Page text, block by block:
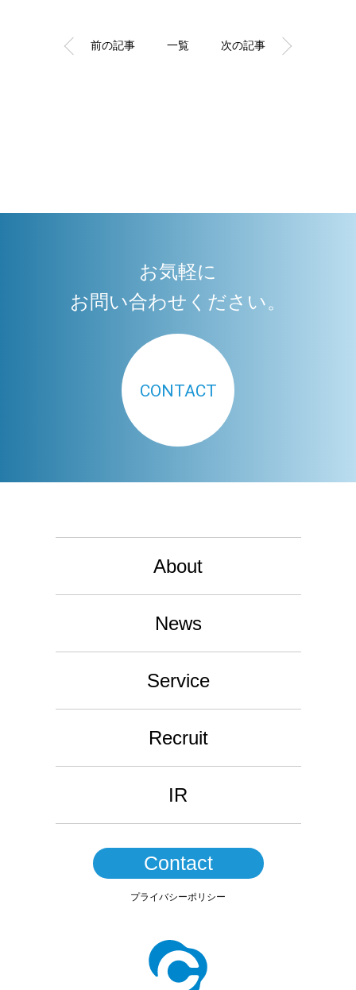
前の記事 一覧 次の記事
お気軽に
お問い合わせください。
CONTACT
About
News
Service
Recruit
IR
Contact
プライバシーポリシー